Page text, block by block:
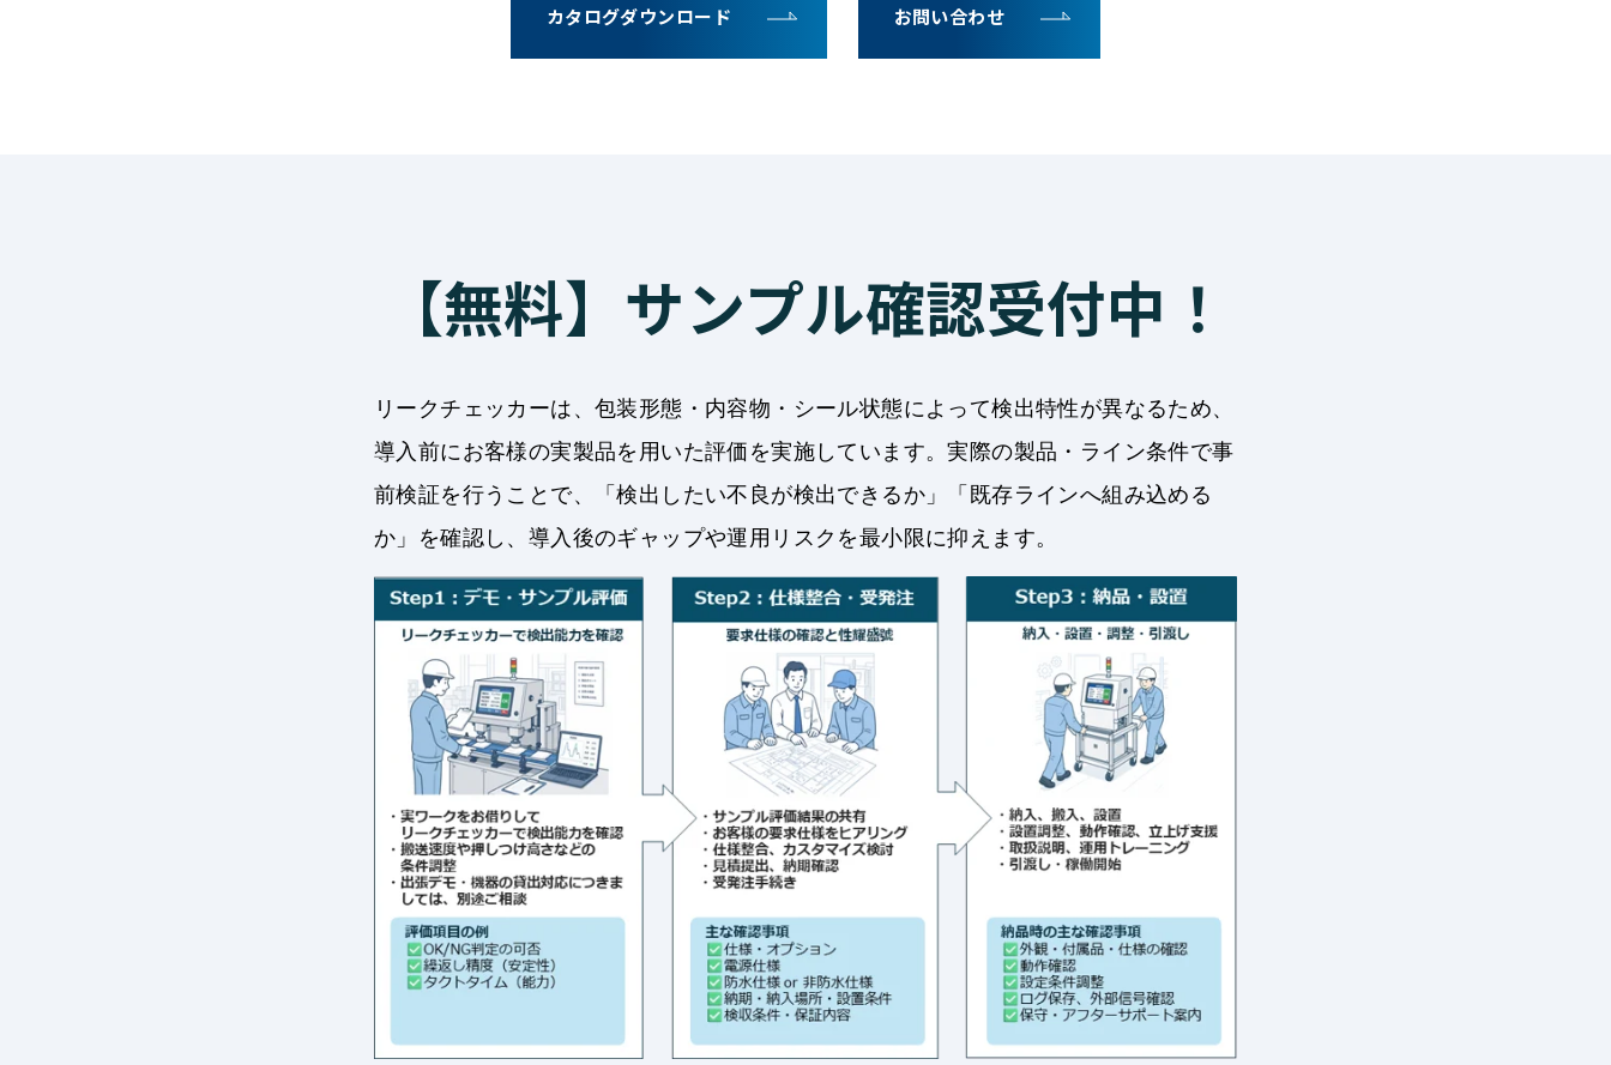
カタログダウンロード お問い合わせ
【無料】サンプル確認受付中！
リークチェッカーは、包装形態・内容物・シール状態によって検出特性が異なるため、
導入前にお客様の実製品を用いた評価を実施しています。実際の製品・ライン条件で事
前検証を行うことで、「検出したい不良が検出できるか」「既存ラインへ組み込める
か」を確認し、導入後のギャップや運用リスクを最小限に抑えます。